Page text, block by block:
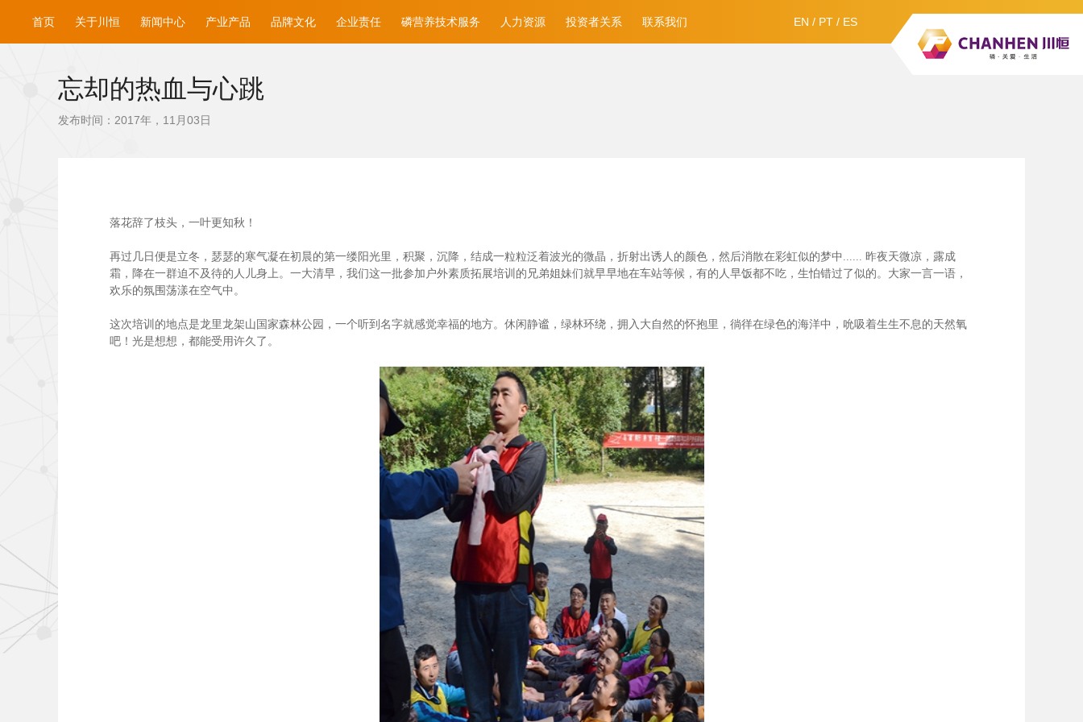
EN / PT / ES
首页 关于川恒 新闻中心 产业产品 品牌文化 企业责任 磷营养技术服务 人力资源 投资者关系 联系我们
忘却的热血与心跳
发布时间：2017年，11月03日
落花辞了枝头，一叶更知秋！
再过几日便是立冬，瑟瑟的寒气凝在初晨的第一缕阳光里，积聚，沉降，结成一粒粒泛着波光的微晶，折射出诱人的颜色，然后消散在彩虹似的梦中...... 昨夜天微凉，露成
霜，降在一群迫不及待的人儿身上。一大清早，我们这一批参加户外素质拓展培训的兄弟姐妹们就早早地在车站等候，有的人早饭都不吃，生怕错过了似的。大家一言一语，
欢乐的氛围荡漾在空气中。
这次培训的地点是龙里龙架山国家森林公园，一个听到名字就感觉幸福的地方。休闲静谧，绿林环绕，拥入大自然的怀抱里，徜徉在绿色的海洋中，吮吸着生生不息的天然氧
吧！光是想想，都能受用许久了。